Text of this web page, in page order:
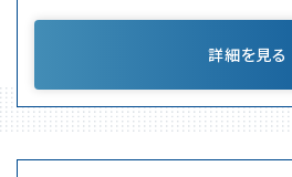
詳細を見る